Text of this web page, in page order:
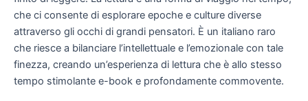
che ci consente di esplorare epoche e culture diverse
attraverso gli occhi di grandi pensatori. È un italiano raro
che riesce a bilanciare l’intellettuale e l’emozionale con tale
finezza, creando un’esperienza di lettura che è allo stesso
tempo stimolante e-book e profondamente commovente.